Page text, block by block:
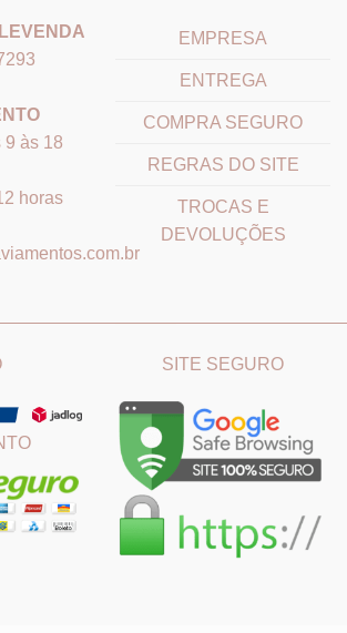
9 às 18
horas
EMPRESA
ENTREGA
COMPRA SEGURO
REGRAS DO SITE
TROCAS E
DEVOLUÇÕES
SITE SEGURO